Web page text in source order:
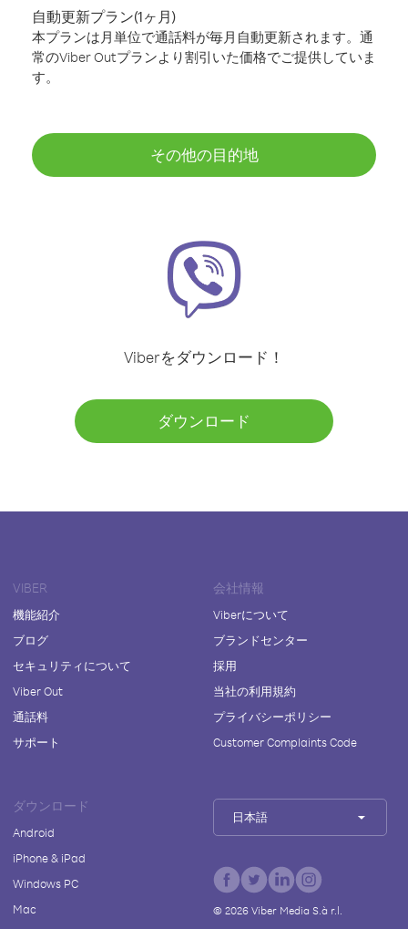
自動更新プラン(1ヶ月)
本プランは月単位で通話料が毎月自動更新されます。通
常のViber Outプランより割引いた価格でご提供していま
す。
その他の目的地
Viberをダウンロード！
ダウンロード
VIBER
機能紹介
ブログ
セキュリティについて
Viber Out
通話料
サポート
会社情報
Viberについて
ブランドセンター
採用
当社の利用規約
プライバシーポリシー
Customer Complaints Code
ダウンロード
Android
iPhone & iPad
Windows PC
Mac
日本語
© 2026Viber Media S.à r.l.